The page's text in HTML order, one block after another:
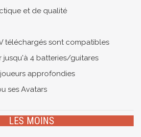
et de qualité
téléchargés sont compatibles
jusqu'à 4 batteries/guitares
approfondies
ses Avatars
LES MOINS